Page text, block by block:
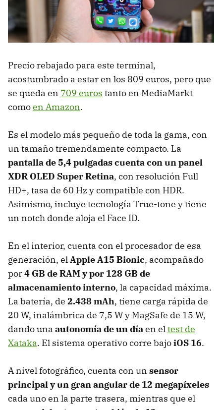
Precio rebajado para este terminal,
acostumbrado a estar en los 809 euros, pero que
se queda en 709 euros tanto en MediaMarkt
comoen Amazon.
Es el modelo más pequeño de toda la gama, con
un tamaño tremendamente compacto. La
pantalla de 5,4 pulgadas cuenta con un panel
XDR OLED Super Retina, con resolución Full
HD+, tasa de 60 Hz y compatible con HDR.
Asimismo, incluye tecnología True-tone y tiene
un notch donde aloja el Face ID.
En el interior, cuenta con el procesador de esa
generación, elApple A15 Bionic, acompañado
por4 GB de RAM y por 128 GB de
almacenamiento interno, la capacidad máxima.
La batería, de 2.438 mAh, tiene carga rápida de
20 W, inalámbrica de 7,5 W y MagSafe de 15 W,
dando una autonomía de un díaen eltest de
Xataka. El sistema operativo corre bajoiOS 16.
A nivel fotográfico, cuenta con un sensor
principal y un gran angular de 12 megapíxeles
cada uno en la parte trasera, mientras que el